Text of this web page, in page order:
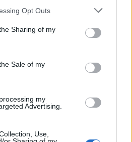
Opt Outs
Sharing of my
Sale of my
my
Advertising.
Use,
σε κατεδαφίσεις κατά
συνοικίες (μάλλον δρόμοι)
από το παρελθόν (όπως η
παράλληλη της Αχαρνών),
τηςMonumenta